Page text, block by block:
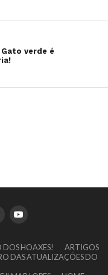
verde é
HOAXES!
ARTIGOS
DAS ATUALIZAÇÕES DO